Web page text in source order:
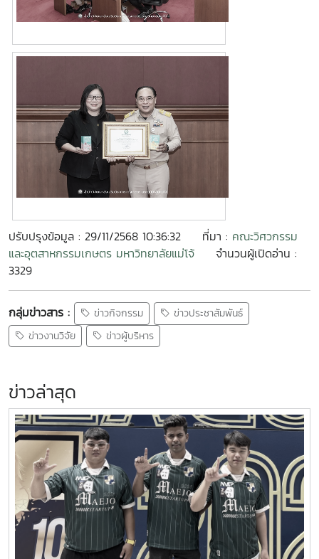
ปรับปรุงข้อมูล : 29/11/2568 10:36:32 ที่มา : คณะวิศวกรรม
และอุตสาหกรรมเกษตร มหาวิทยาลัยแม่โจ้
จำนวนผู้เปิดอ่าน :
3329
กลุ่มข่าวสาร : ข่าวกิจกรรม
ข่าวประชาสัมพันธ์
ข่าวงานวิจัย
ข่าวผู้บริหาร
ข่าวล่าสุด